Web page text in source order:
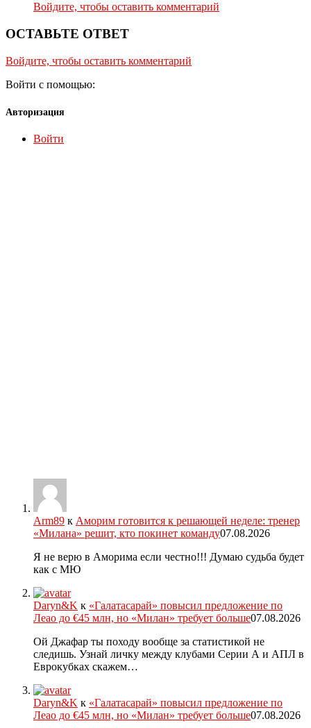
Войдите, чтобы оставить комментарий
ОСТАВЬТЕ ОТВЕТ
Войдите, чтобы оставить комментарий
Войти с помощью:
Авторизация
Войти
Arm89 к Аморим готовится к решающей неделе: тренер
«Милана» решит, кто покинет команду07.08.2026
Я не верю в Аморима если честно!!! Думаю судьба будет
как с МЮ
Daryn&K к «Галатасарай» повысил предложение по
Леао до €45 млн, но «Милан» требует больше07.08.2026
Ой Джафар ты походу вообще за статистикой не
следишь. Узнай личку между клубами Серии А и АПЛ в
Еврокубках скажем…
Daryn&K к «Галатасарай» повысил предложение по
Леао до €45 млн, но «Милан» требует больше07.08.2026